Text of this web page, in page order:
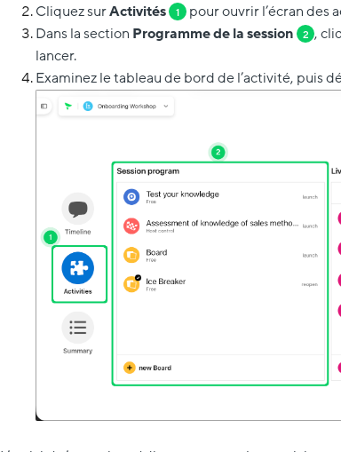
Cliquez surActivités 1
pour ouvrir l’écran des
Dans la section Programme de la session 2 ,
lancer.
Examinez le tableau de bord de l’activité, puis